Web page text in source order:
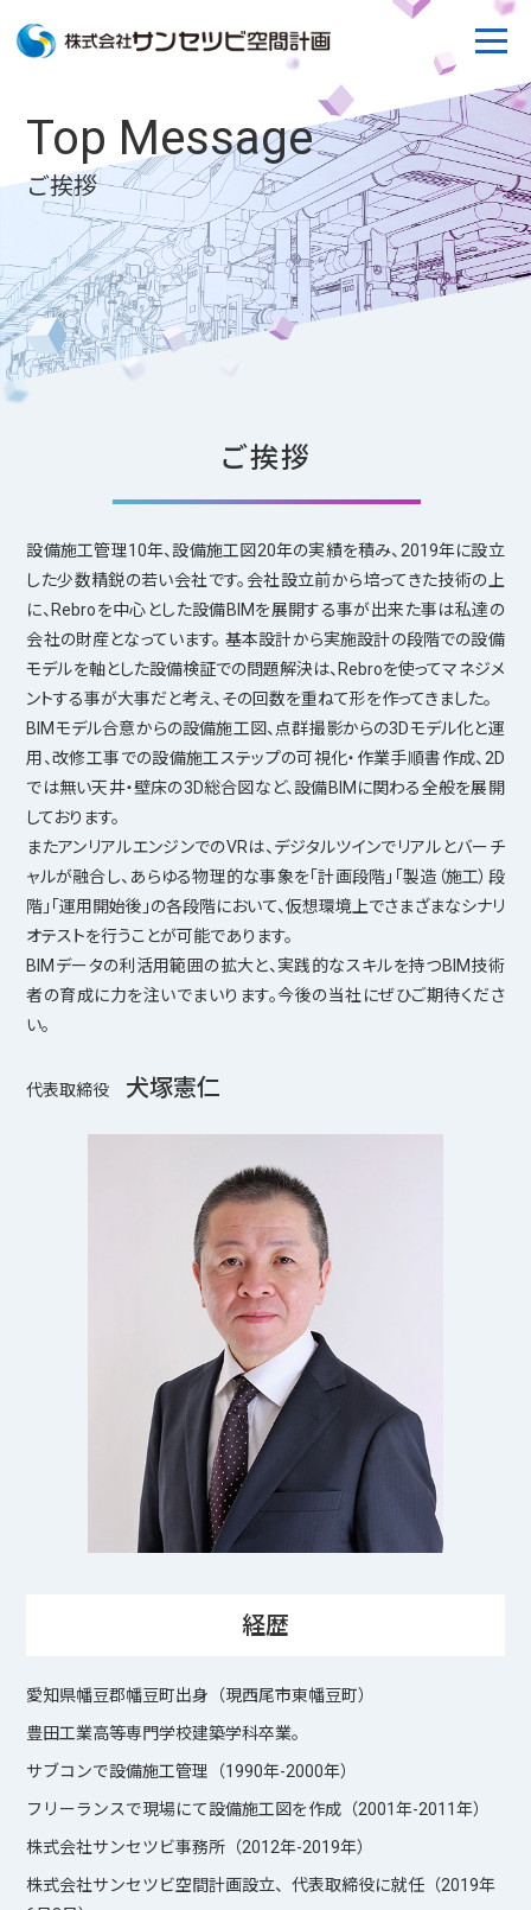
Top Message
ご挨拶
ご挨拶
設備施工管理10年、設備施工図20年の実績を積み、2019年に設立
した少数精鋭の若い会社です。会社設立前から培ってきた技術の上
に、Rebroを中心とした設備BIMを展開する事が出来た事は私達の
会社の財産となっています。 基本設計から実施設計の段階での設備
モデルを軸とした設備検証での問題解決は、Rebroを使ってマネジメ
ントする事が大事だと考え、その回数を重ねて形を作ってきました。
BIMモデル合意からの設備施工図、点群撮影からの3Dモデル化と運
用、改修工事での設備施工ステップの可視化・作業手順書作成、2D
では無い天井・壁床の3D総合図など、設備BIMに関わる全般を展開
しております。
またアンリアルエンジンでのVRは、デジタルツインでリアルとバーチ
ャルが融合し、あらゆる物理的な事象を「計画段階」「製造（施工）段
階」「運用開始後」の各段階において、仮想環境上でさまざまなシナリ
オテストを行うことが可能であります。
BIMデータの利活用範囲の拡大と、実践的なスキルを持つBIM技術
者の育成に力を注いでまいります。今後の当社にぜひご期待くださ
い。
代表取締役 ⽝塚憲仁
経歴
愛知県幡豆郡幡豆町出身（現西尾市東幡豆町）
豊田工業高等専門学校建築学科卒業。
サブコンで設備施工管理（1990年-2000年）
フリーランスで現場にて設備施工図を作成（2001年-2011年）
株式会社サンセツビ事務所（2012年-2019年）
株式会社サンセツビ空間計画設立、代表取締役に就任（2019年